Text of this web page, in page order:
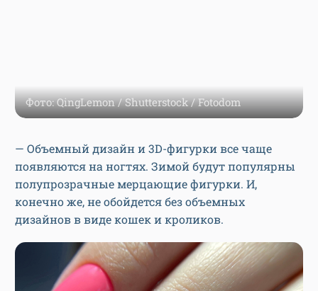
Фото: QingLemon / Shutterstock / Fotodom
— Объемный дизайн и 3D-фигурки все чаще
появляются на ногтях. Зимой будут популярны
полупрозрачные мерцающие фигурки. И,
конечно же, не обойдется без объемных
дизайнов в виде кошек и кроликов.